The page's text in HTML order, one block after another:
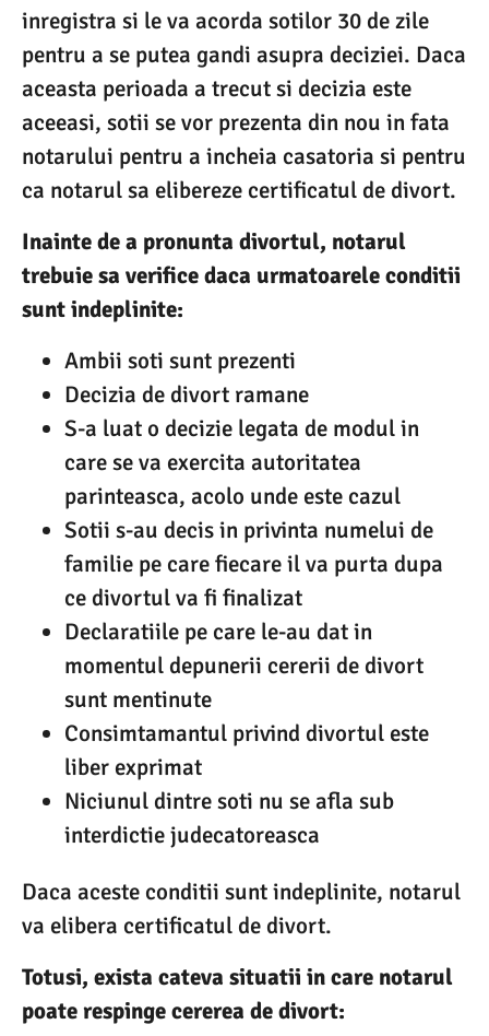
inregistra si le va acorda sotilor 30 de zile
pentru a se putea gandi asupra deciziei. Daca
aceasta perioada a trecut si decizia este
aceeasi, sotii se vor prezenta din nou in fata
notarului pentru a incheia casatoria si pentru
ca notarul sa elibereze certificatul de divort.
Inainte de a pronunta divortul, notarul
trebuie sa verifice daca urmatoarele conditii
sunt indeplinite:
Ambii soti sunt prezenti
Decizia de divort ramane
S-a luat o decizie legata de modul in
care se va exercita autoritatea
parinteasca, acolo unde este cazul
Sotii s-au decis in privinta numelui de
familie pe care fiecare il va purta dupa
ce divortul va fi finalizat
Declaratiile pe care le-au dat in
momentul depunerii cererii de divort
sunt mentinute
Consimtamantul privind divortul este
liber exprimat
Niciunul dintre soti nu se afla sub
interdictie judecatoreasca
Daca aceste conditii sunt indeplinite, notarul
va elibera certificatul de divort.
Totusi, exista cateva situatii in care notarul
poate respinge cererea de divort: